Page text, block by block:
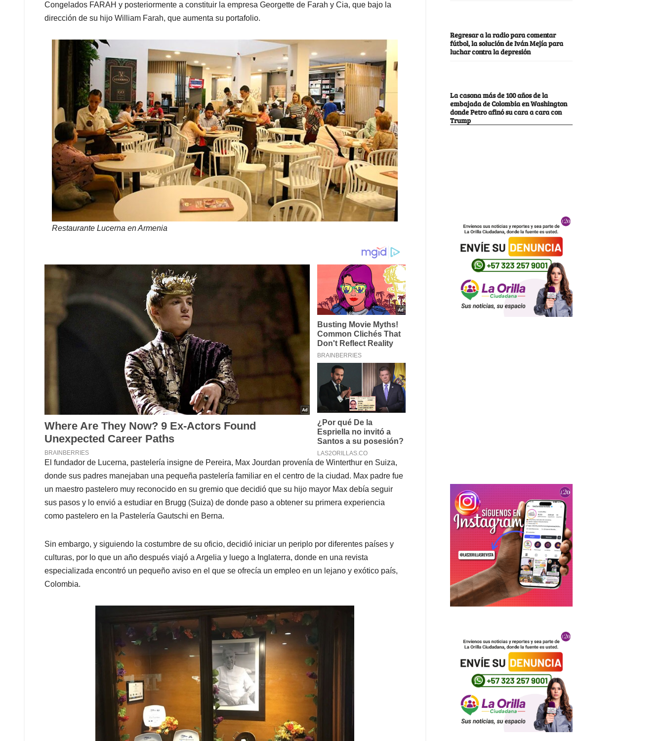
Congelados FARAH y posteriormente a constituir la empresa Georgette de Farah y Cia, que bajo la
dirección de su hijo William Farah, que aumenta su portafolio.
Restaurante Lucerna en Armenia
El fundador de Lucerna, pastelería insigne de Pereira, Max Jourdan provenía de Winterthur en Suiza,
donde sus padres manejaban una pequeña pastelería familiar en el centro de la ciudad. Max padre fue
un maestro pastelero muy reconocido en su gremio que decidió que su hijo mayor Max debía seguir
sus pasos y lo envió a estudiar en Brugg (Suiza) de donde paso a obtener su primera experiencia
como pastelero en la Pastelería Gautschi en Berna.
Sin embargo, y siguiendo la costumbre de su oficio, decidió iniciar un periplo por diferentes países y
culturas, por lo que un año después viajó a Argelia y luego a Inglaterra, donde en una revista
especializada encontró un pequeño aviso en el que se ofrecía un empleo en un lejano y exótico país,
Colombia.
Regresar a la radio para comentar
fútbol, la solución de Iván Mejía para
luchar contra la depresión
La casona más de 100 años de la
embajada de Colombia en Washington
donde Petro afinó su cara a cara con
Trump